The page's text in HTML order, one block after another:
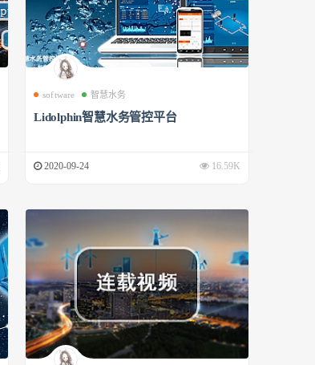
software 智慧水务
Lidolphin智慧水务管控平台
2020-09-24 16.59K